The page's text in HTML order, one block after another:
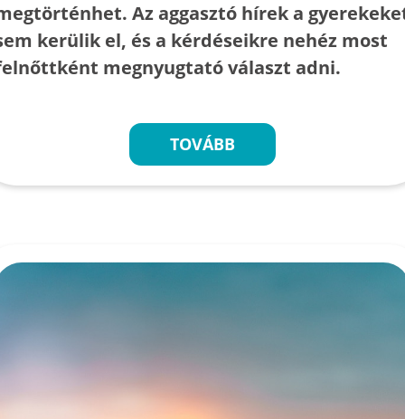
Az aggasztó hírek a
kerülik el, és a kérdéseikre nehéz most
megnyugtató választ adni.
TOVÁBB